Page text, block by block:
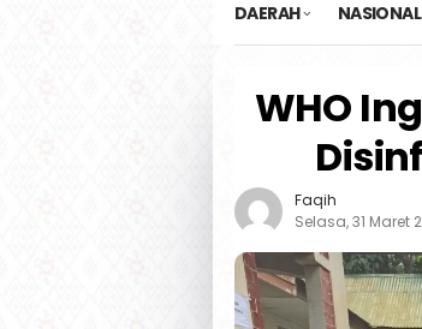
DAERAH NASIONAL
WHO
Faqih
Selasa, 31 Maret